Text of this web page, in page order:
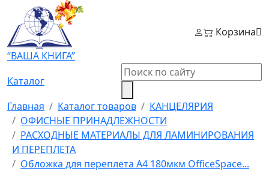
“ВАША КНИГА”
Корзина
Каталог
Главная
Каталог товаров
КАНЦЕЛЯРИЯ
ОФИСНЫЕ ПРИНАДЛЕЖНОСТИ
РАСХОДНЫЕ МАТЕРИАЛЫ ДЛЯ ЛАМИНИРОВАНИЯ
И ПЕРЕПЛЕТА
Обложка для переплета А4 180мкм OfficeSpace...